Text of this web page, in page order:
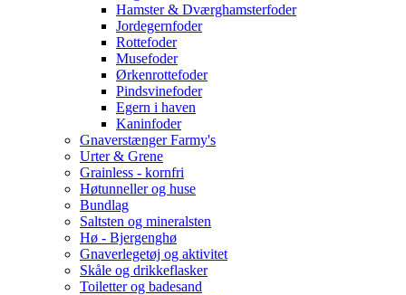
Hamster & Dværghamsterfoder
Jordegernfoder
Rottefoder
Musefoder
Ørkenrottefoder
Pindsvinefoder
Egern i haven
Kaninfoder
Gnaverstænger Farmy's
Urter & Grene
Grainless - kornfri
Høtunneller og huse
Bundlag
Saltsten og mineralsten
Hø - Bjergenghø
Gnaverlegetøj og aktivitet
Skåle og drikkeflasker
Toiletter og badesand